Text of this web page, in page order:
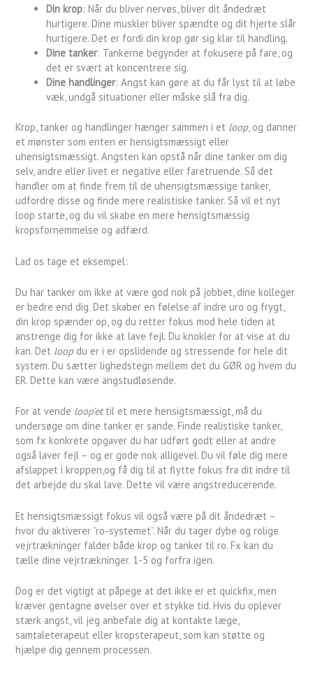
Din krop: Når du bliver nervøs, bliver dit åndedræt
hurtigere. Dine muskler bliver spændte og dit hjerte slår
hurtigere. Det er fordi din krop gør sig klar til handling.
Dine tanker: Tankerne begynder at fokusere på fare, og
det er svært at koncentrere sig.
Dine handlinger: Angst kan gøre at du får lyst til at løbe
væk, undgå situationer eller måske slå fra dig.
Krop, tanker og handlinger hænger sammen i et loop, og danner
et mønster som enten er hensigtsmæssigt eller
uhensigtsmæssigt. Angsten kan opstå når dine tanker om dig
selv, andre eller livet er negative eller faretruende. Så det
handler om at finde frem til de uhensigtsmæssige tanker,
udfordre disse og finde mere realistiske tanker. Så vil et nyt
loop starte, og du vil skabe en mere hensigtsmæssig
kropsfornemmelse og adfærd.
Lad os tage et eksempel:
Du har tanker om ikke at være god nok på jobbet, dine kolleger
er bedre end dig. Det skaber en følelse af indre uro og frygt,
din krop spænder op, og du retter fokus mod hele tiden at
anstrenge dig for ikke at lave fejl. Du knokler for at vise at du
kan. Det loopdu er i er opslidende og stressende for hele dit
system. Du sætter lighedstegn mellem det du GØR og hvem du
ER. Dette kan være angstudløsende.
For at vende loop’ettil et mere hensigtsmæssigt, må du
undersøge om dine tanker er sande. Finde realistiske tanker,
som fx konkrete opgaver du har udført godt eller at andre
også laver fejl – og er gode nok alligevel. Du vil føle dig mere
afslappet i kroppen,og få dig til at flytte fokus fra dit indre til
det arbejde du skal lave. Dette vil være angstreducerende.
Et hensigtsmæssigt fokus vil også være på dit åndedræt –
hvor du aktiverer ”ro-systemet”. Når du tager dybe og rolige
vejrtrækninger falder både krop og tanker til ro. Fx kan du
tælle dine vejrtrækninger. 1-5 og forfra igen.
Dog er det vigtigt at påpege at det ikke er et quickfix, men
kræver gentagne øvelser over et stykke tid. Hvis du oplever
stærk angst, vil jeg anbefale dig at kontakte læge,
samtaleterapeut eller kropsterapeut, som kan støtte og
hjælpe dig gennem processen.